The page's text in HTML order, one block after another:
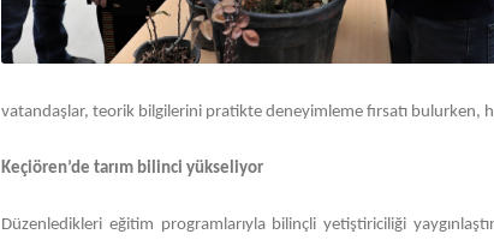
vatandaşlar, teorik bilgilerini pratikte deneyimleme fırsatı
Keçiören’de tarım bilinci yükseliyor
Düzenledikleri eğitim programlarıyla bilinçli yetiştiriciliği